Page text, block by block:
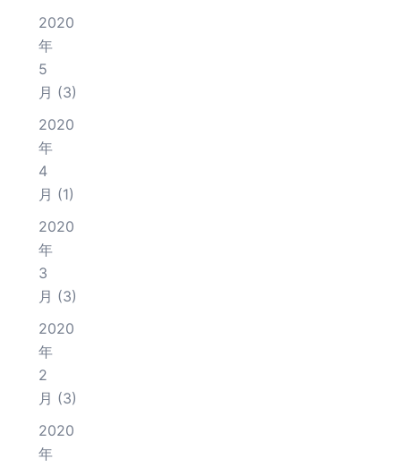
2020
年
5
月 (3)
2020
年
4
月 (1)
2020
年
3
月 (3)
2020
年
2
月 (3)
2020
年